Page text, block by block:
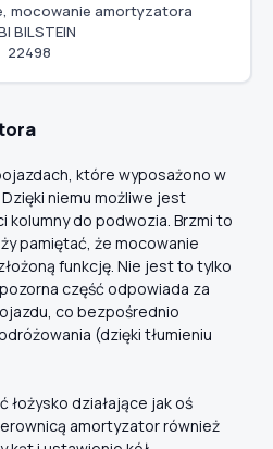
mocowanie amortyzatora
BILSTEIN
22498
które wyposażono w
niemu możliwe jest
kolumny do podwozia. Brzmi to
pamiętać, że mocowanie
funkcję. Nie jest to tylko
część odpowiada za
co bezpośrednio
(dzięki tłumieniu
łożysko działające jak oś
amortyzator również